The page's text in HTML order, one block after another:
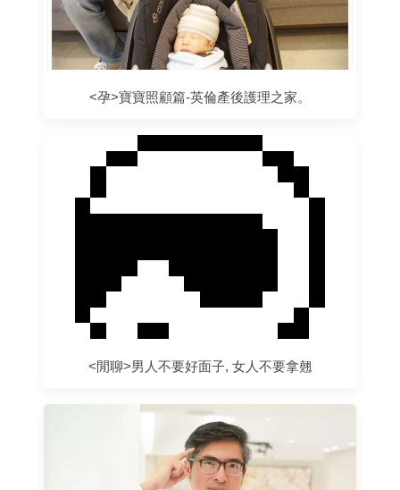
<孕>寶寶照顧篇-英倫產後護理之家。
<閒聊>男人不要好面子, 女人不要拿翹